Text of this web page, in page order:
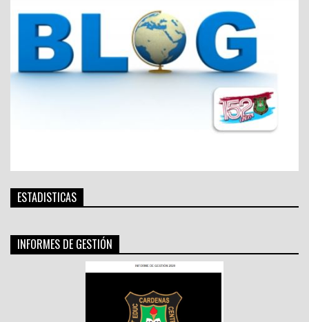
ESTADISTICAS
INFORMES DE GESTIÓN